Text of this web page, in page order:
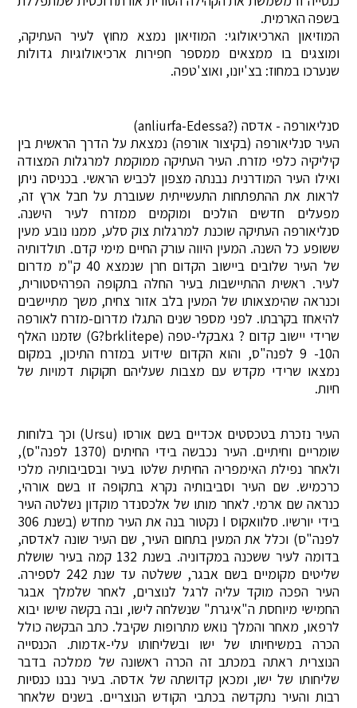
בשפה הארמית.
המוזיאון הארכיאולוגי: המוזיאון נמצא מחוץ לעיר העתיקה,
ומוצגים בו ממצאים ממספר חפירות ארכיאולוגיות גדולות
שנערכו במחוז: בצ'יונו, ואוצ'טפה.
סנליאורפה - אדסה (?anliurfa-Edessa)
העיר סנליאורפה (בקיצור אורפה) נמצאת על הדרך הראשית בין
קיליקיה כלפי מזרח. העיר העתיקה ממוקמת למרגלות המצודה
ואילו העיר המודרנית נבנתה מצפון לכביש הראשי. בכניסה ניתן
לראות את ההתפתחות התעשייתית שעוברת על חבל ארץ זה,
מפעלים חדשים הולכים ומוקמים ממזרח לעיר הישנה.
סנליאורפה העתיקה שוכנת למרגלות צוק סלע, ממנו נובע מעין
ששופע כל השנה. המעין היווה עורק החיים מימי קדם. תולדותיה
של העיר שלובים ביישוב הקדום חרן שנמצא 40 ק"מ מדרום
לעיר. ראשית ההתיישבות בעיר החלה בתקופה הפרהיסטורית,
וכנראה שהימצאותו של המעין בלב אזור צחיח, משך מתיישבים
להיאחז בקרבתו. לפני מספר שנים התגלו מדרום-מזרח לאורפה
שרידי יישוב קדום ? גאבקלי-טפה (G?brklitepe) שזמנו האלף
ה10- 9 לפנה"ס, והוא הקדום שידוע במזרח התיכון, במקום
נמצאו שרידי מקדש עם מצבות שעליהם חקוקות דמויות של
חיות.
העיר נזכרת בטכסטים אכדיים בשם אורסו (Ursu) וכך בלוחות
שומריים וחיתיים. העיר נכבשה בידי החיתים (1370 לפנה"ס),
ולאחר נפילת האימפריה החיתית שלטו בעיר ובסביבותיה מלכי
כרכמיש. שם העיר וסביבותיה נקרא בתקופה זו בשם אורהי,
כנראה שם ארמי. לאחר מותו של אלכסנדר מוקדון נשלטה העיר
בידי יורשיו. סלוואקוס I נקטור בנה את העיר מחדש (בשנת 306
לפנה"ס) וכלל את המעין בתחום העיר, שם העיר שונה לאדסה,
בדומה לעיר ששכנה במקדוניה. בשנת 132 קמה בעיר שושלת
שליטים מקומיים בשם אבגר, ששלטה עד שנת 242 לספירה.
העיר הפכה מוקד עליה לרגל לנוצרים, לאחר שלמלך אבגר
החמישי מיוחסת ה"איגרת" שנשלחה לישו, ובה בקשה שישו יבוא
לרפאו, מאחר והמלך נואש מתרופות שקיבל. כתב הבקשה כולל
הכרה במשיחיותו של ישו ובשליחותו עלי-אדמות. הכנסייה
הנוצרית ראתה במכתב זה הכרה ראשונה של ממלכה בדבר
שליחותו של ישו, ומכאן קדושתה של אדסה. בעיר נבנו כנסיות
רבות והעיר נתקדשה בכתבי הקודש הנוצריים. בשנים שלאחר